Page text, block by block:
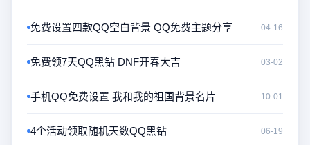
免费设置四款QQ空白背景 QQ免费主题分享 04-16
免费领7天QQ黑钻 DNF开春大吉 03-02
手机QQ免费设置 我和我的祖国背景名片 10-01
4个活动领取随机天数QQ黑钻 06-19